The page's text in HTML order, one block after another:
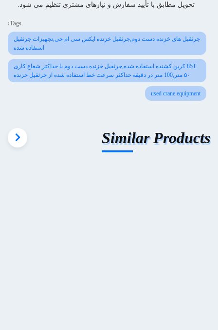
تحویل مطابق با تأیید سفارش و نیازهای مشتری تنظیم می شود.
Tags:
جرثقیل های خزنده دست دوم,جرثقیل خزنده ایکس سی ام جی,تجهیزات جرثقیل
استفاده شده
85T کرین کشنده استفاده شده,جرثقیل خزنده دست دوم با حداکثر شعاع کاری
۵۰ متر,100 متر در دقیقه حداکثر سرعت خط استفاده شده از جرثقیل خزنده
used crane equipment
Similar Products